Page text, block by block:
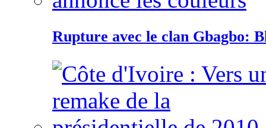
Rupture avec le clan Gbagbo: